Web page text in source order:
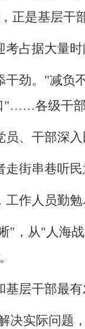
正是基层干
考占据大量
干劲。"减负
"……各级干
员、干部深
走街串巷听
工作人员勤
"，从"人海
基层干部最
决实际问题